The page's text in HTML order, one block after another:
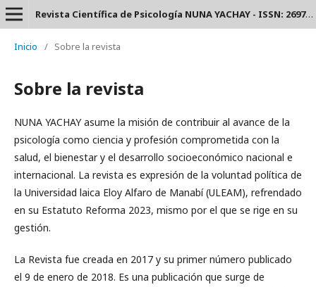
Revista Científica de Psicología NUNA YACHAY - ISSN: 2697-3588.
Inicio / Sobre la revista
Sobre la revista
NUNA YACHAY asume la misión de contribuir al avance de la
psicología como ciencia y profesión comprometida con la
salud, el bienestar y el desarrollo socioeconómico nacional e
internacional. La revista es expresión de la voluntad política de
la Universidad laica Eloy Alfaro de Manabí (ULEAM), refrendado
en su Estatuto Reforma 2023, mismo por el que se rige en su
gestión.
La Revista fue creada en 2017 y su primer número publicado
el 9 de enero de 2018. Es una publicación que surge de